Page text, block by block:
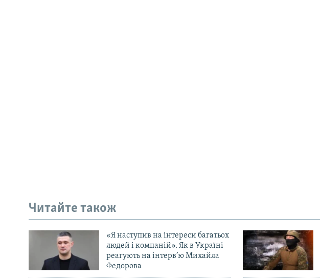
Читайте також
«Я наступив на інтереси багатьох
людей і компаній». Як в Україні
реагують на інтерв’ю Михайла
Федорова